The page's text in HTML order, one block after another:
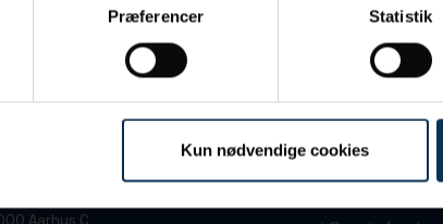
Præferencer Statistik
Kun nødvendige cookies
Aarhus C